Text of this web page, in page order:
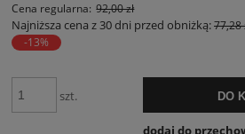
Cena regularna: 92,00 zł
Najniższa cena z 30 dni przed obniżką:77,28
-13%
szt. DO
dodaj do